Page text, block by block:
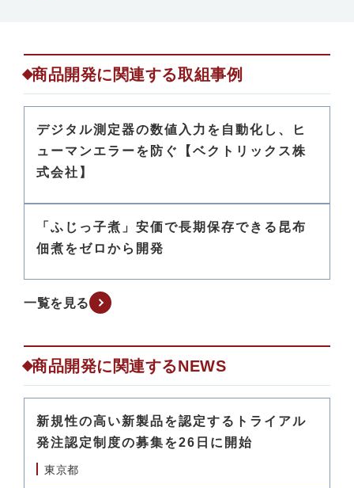
商品開発に関連する取組事例
デジタル測定器の数値入力を自動化し、ヒ
ューマンエラーを防ぐ【ベクトリックス株
式会社】
「ふじっ子煮」安価で長期保存できる昆布
佃煮をゼロから開発
一覧を見る
商品開発に関連するNEWS
新規性の高い新製品を認定するトライアル
発注認定制度の募集を26日に開始
東京都